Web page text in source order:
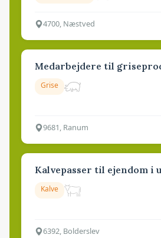
4700, Næstved
Medarbejdere til
Grise
9681, Ranum
Kalvepasser til ejendom i
Kalve
6392, Bolderslev